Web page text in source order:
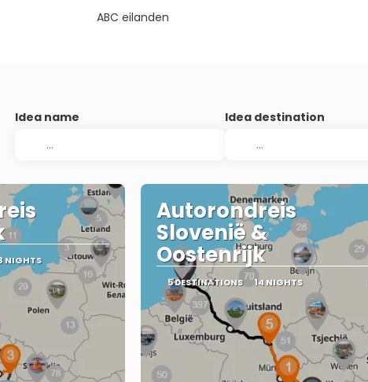
ABC eilanden
Idea name Idea destination
NIGHTS
Autorondreis
Slovenië &
Oostenrijk
5 DESTINATIONS 14 NIGHTS